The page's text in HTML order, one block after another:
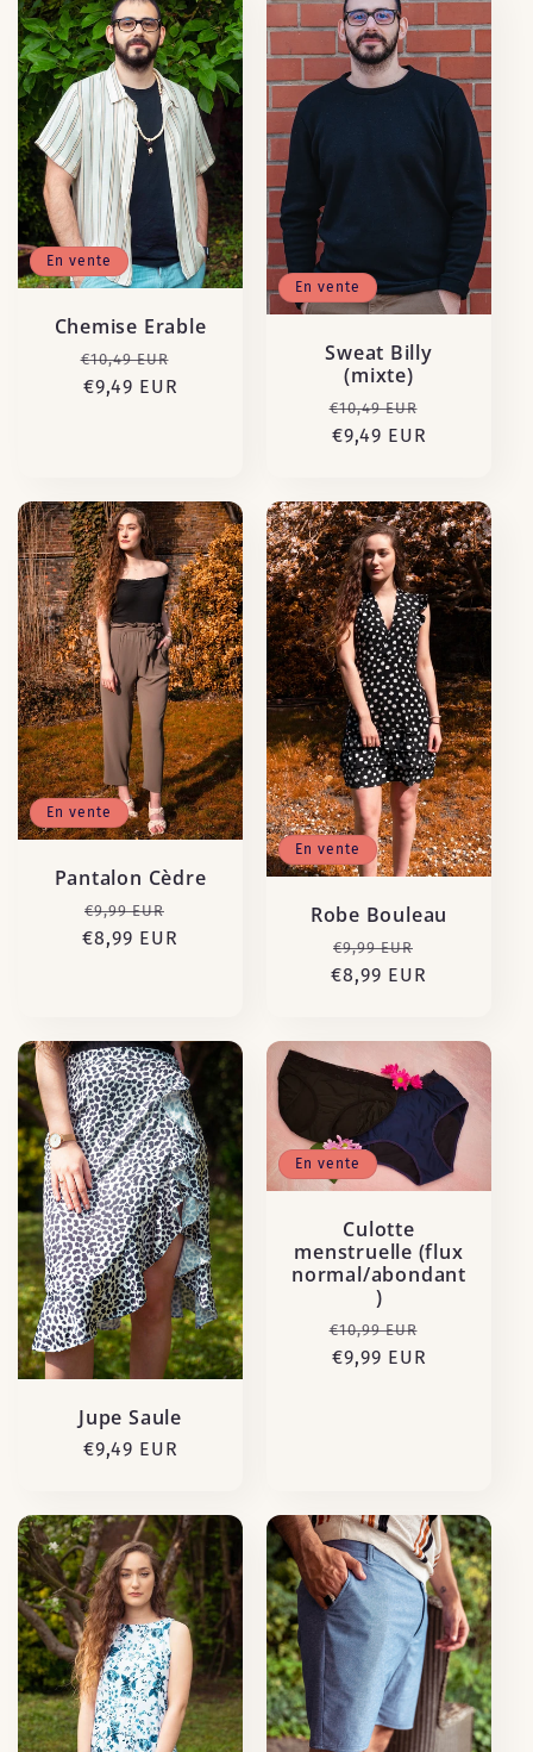
En vente
Chemise Erable
Prix
habituel
€10,49 EUR
€9,49 EUR
En vente
Sweat Billy
(mixte)
Prix
habituel
€10,49 EUR
€9,49 EUR
En vente
Pantalon Cèdre
Prix
habituel
€9,99 EUR
€8,99 EUR
En vente
Robe Bouleau
Prix
habituel
€9,99 EUR
€8,99 EUR
Jupe Saule
Prix
€9,49 EUR
En vente
Culotte
menstruelle (flux
normal/abondant
)
Prix
habituel
€10,99 EUR
€9,99 EUR